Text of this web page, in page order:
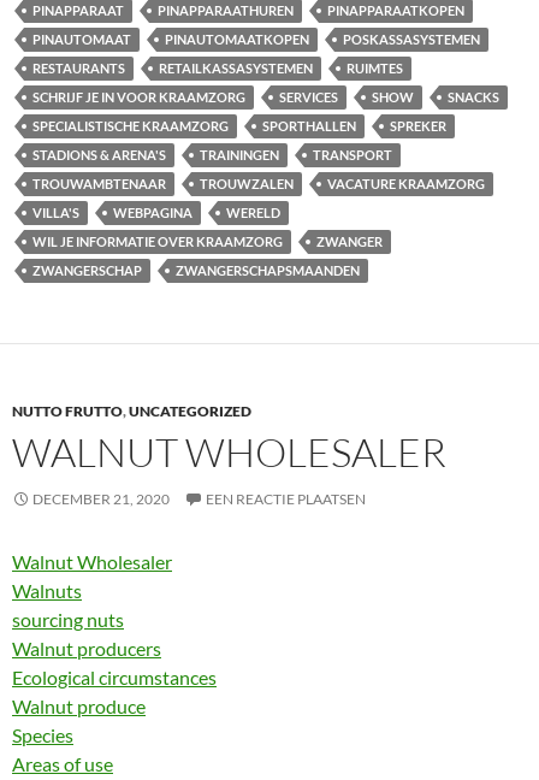
PINAPPARAAT
PINAPPARAATHUREN
PINAPPARAATKOPEN
PINAUTOMAAT
PINAUTOMAATKOPEN
POSKASSASYSTEMEN
RESTAURANTS
RETAILKASSASYSTEMEN
RUIMTES
SCHRIJF JE IN VOOR KRAAMZORG
SERVICES SHOW
SNACKS
SPECIALISTISCHE KRAAMZORG
SPORTHALLEN
SPREKER
STADIONS & ARENA'S
TRAININGEN
TRANSPORT
TROUWAMBTENAAR
TROUWZALEN
VACATURE KRAAMZORG
VILLA'S
WEBPAGINA
WERELD
WIL JE INFORMATIE OVER KRAAMZORG
ZWANGER
ZWANGERSCHAP
ZWANGERSCHAPSMAANDEN
NUTTO FRUTTO,UNCATEGORIZED
WALNUT WHOLESALER
DECEMBER 21, 2020 EEN REACTIE PLAATSEN
Walnut Wholesaler
Walnuts
sourcing nuts
Walnut producers
Ecological circumstances
Walnut produce
Species
Areas of use